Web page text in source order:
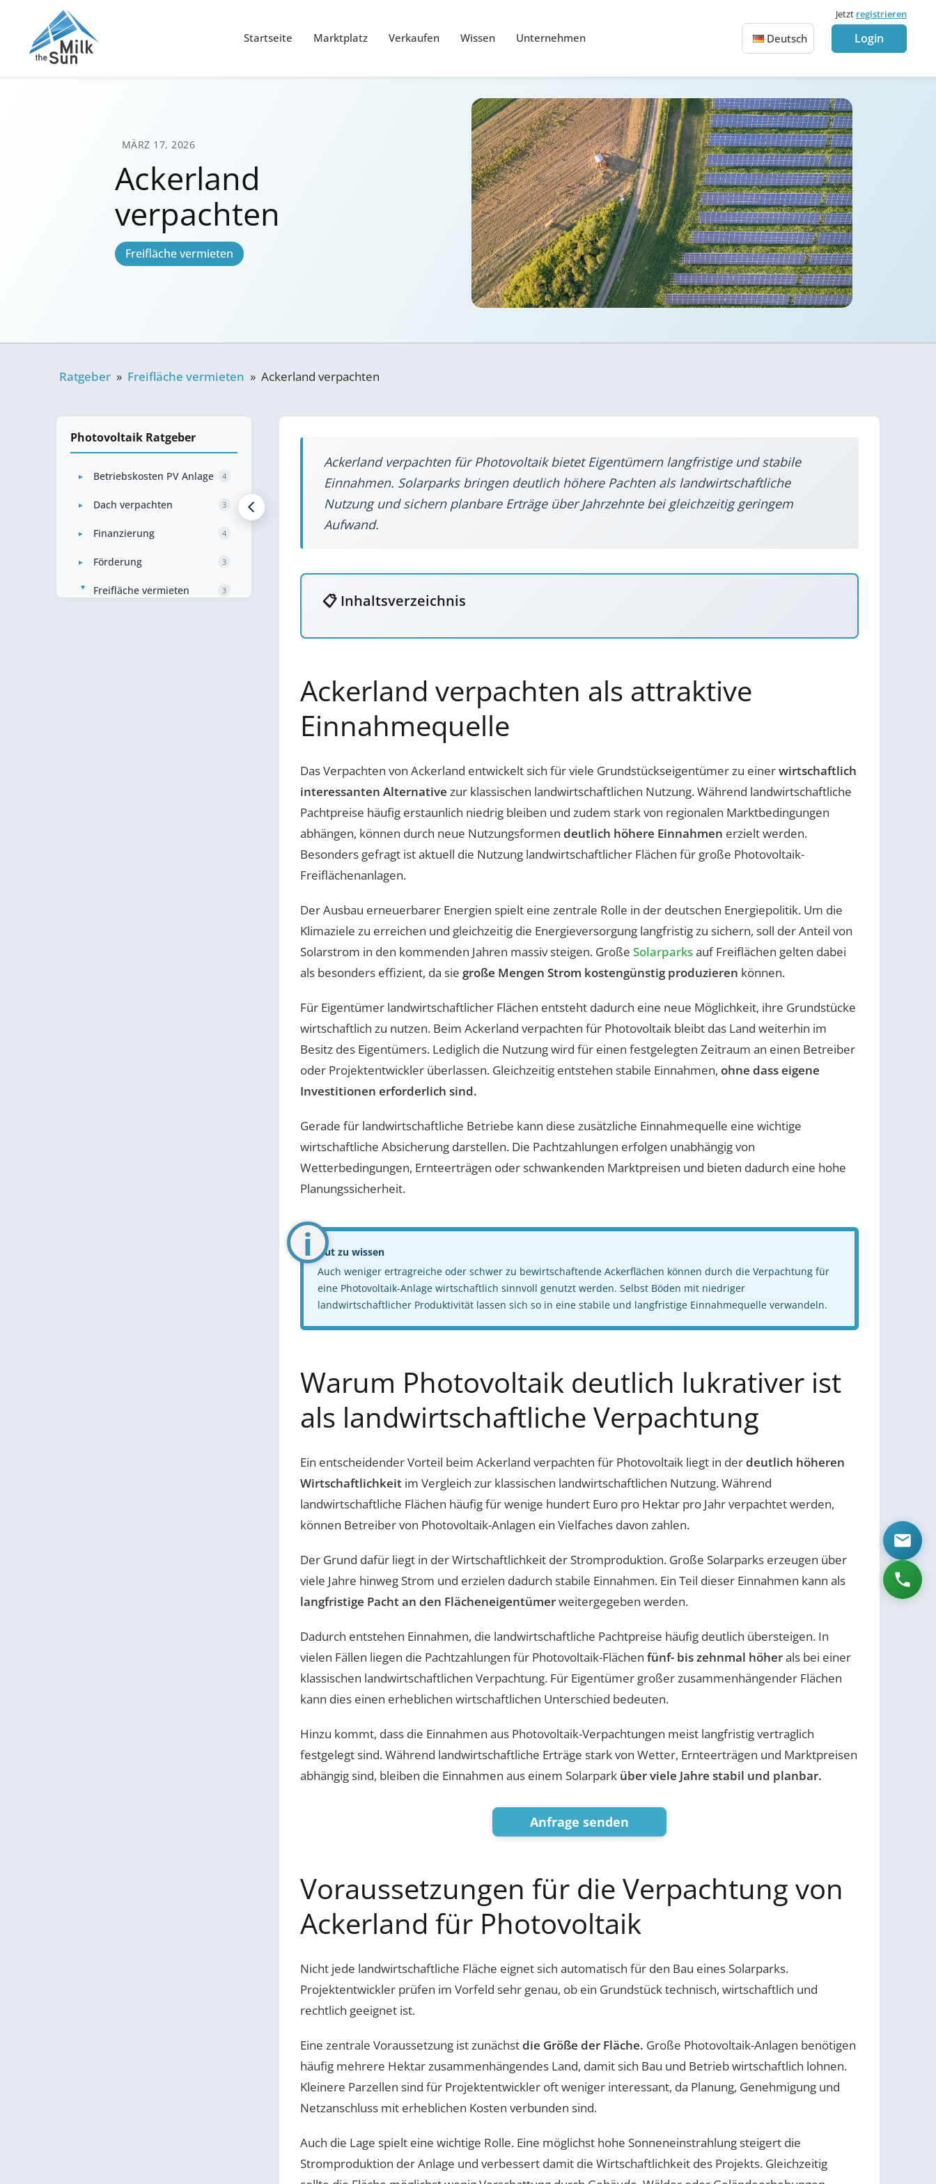
Startseite Marktplatz Verkaufen Wissen Unternehmen Deutsch
Jetzt registrieren
Login
MÄRZ 17, 2026
Ackerland
verpachten
Freifläche vermieten
Ratgeber » Freifläche vermieten » Ackerland verpachten
Photovoltaik Ratgeber
► Betriebskosten PV Anlage 4
► Dach verpachten 3
► Finanzierung 4
► Förderung 3
► Freifläche vermieten 3
Ackerland verpachten für Photovoltaik bietet Eigentümern langfristige und stabile
Einnahmen. Solarparks bringen deutlich höhere Pachten als landwirtschaftliche
Nutzung und sichern planbare Erträge über Jahrzehnte bei gleichzeitig geringem
Aufwand.
📋 Inhaltsverzeichnis
Ackerland verpachten als attraktive
Einnahmequelle
Das Verpachten von Ackerland entwickelt sich für viele Grundstückseigentümer zu einerwirtschaftlich
interessanten Alternative zur klassischen landwirtschaftlichen Nutzung. Während landwirtschaftliche
Pachtpreise häufig erstaunlich niedrig bleiben und zudem stark von regionalen Marktbedingungen
abhängen, können durch neue Nutzungsformendeutlich höhere Einnahmen erzielt werden.
Besonders gefragt ist aktuell die Nutzung landwirtschaftlicher Flächen für große Photovoltaik-
Freiflächenanlagen.
Der Ausbau erneuerbarer Energien spielt eine zentrale Rolle in der deutschen Energiepolitik. Um die
Klimaziele zu erreichen und gleichzeitig die Energieversorgung langfristig zu sichern, soll der Anteil von
Solarstrom in den kommenden Jahren massiv steigen. GroßeSolarparksauf Freiflächen gelten dabei
als besonders effizient, da sie große Mengen Strom kostengünstig produzieren können.
Für Eigentümer landwirtschaftlicher Flächen entsteht dadurch eine neue Möglichkeit, ihre Grundstücke
wirtschaftlich zu nutzen. Beim Ackerland verpachten für Photovoltaik bleibt das Land weiterhin im
Besitz des Eigentümers. Lediglich die Nutzung wird für einen festgelegten Zeitraum an einen Betreiber
oder Projektentwickler überlassen. Gleichzeitig entstehen stabile Einnahmen,ohne dass eigene
Investitionen erforderlich sind.
Gerade für landwirtschaftliche Betriebe kann diese zusätzliche Einnahmequelle eine wichtige
wirtschaftliche Absicherung darstellen. Die Pachtzahlungen erfolgen unabhängig von
Wetterbedingungen, Ernteerträgen oder schwankenden Marktpreisen und bieten dadurch eine hohe
Planungssicherheit.
Gut zu wissen
Auch weniger ertragreiche oder schwer zu bewirtschaftende Ackerflächen können durch die Verpachtung für
eine Photovoltaik-Anlage wirtschaftlich sinnvoll genutzt werden. Selbst Böden mit niedriger
landwirtschaftlicher Produktivität lassen sich so in eine stabile und langfristige Einnahmequelle verwandeln.
Warum Photovoltaik deutlich lukrativer ist
als landwirtschaftliche Verpachtung
Ein entscheidender Vorteil beim Ackerland verpachten für Photovoltaik liegt in derdeutlich höheren
Wirtschaftlichkeit im Vergleich zur klassischen landwirtschaftlichen Nutzung. Während
landwirtschaftliche Flächen häufig für wenige hundert Euro pro Hektar pro Jahr verpachtet werden,
können Betreiber von Photovoltaik-Anlagen ein Vielfaches davon zahlen.
Der Grund dafür liegt in der Wirtschaftlichkeit der Stromproduktion. Große Solarparks erzeugen über
viele Jahre hinweg Strom und erzielen dadurch stabile Einnahmen. Ein Teil dieser Einnahmen kann als
langfristige Pacht an den Flächeneigentümerweitergegeben werden.
Dadurch entstehen Einnahmen, die landwirtschaftliche Pachtpreise häufig deutlich übersteigen. In
vielen Fällen liegen die Pachtzahlungen für Photovoltaik-Flächen fünf- bis zehnmal höherals bei einer
klassischen landwirtschaftlichen Verpachtung. Für Eigentümer großer zusammenhängender Flächen
kann dies einen erheblichen wirtschaftlichen Unterschied bedeuten.
Hinzu kommt, dass die Einnahmen aus Photovoltaik-Verpachtungen meist langfristig vertraglich
festgelegt sind. Während landwirtschaftliche Erträge stark von Wetter, Ernteerträgen und Marktpreisen
abhängig sind, bleiben die Einnahmen aus einem Solarpark über viele Jahre stabil und planbar.
Anfrage senden
Voraussetzungen für die Verpachtung von
Ackerland für Photovoltaik
Nicht jede landwirtschaftliche Fläche eignet sich automatisch für den Bau eines Solarparks.
Projektentwickler prüfen im Vorfeld sehr genau, ob ein Grundstück technisch, wirtschaftlich und
rechtlich geeignet ist.
Eine zentrale Voraussetzung ist zunächstdie Größe der Fläche. Große Photovoltaik-Anlagen benötigen
häufig mehrere Hektar zusammenhängendes Land, damit sich Bau und Betrieb wirtschaftlich lohnen.
Kleinere Parzellen sind für Projektentwickler oft weniger interessant, da Planung, Genehmigung und
Netzanschluss mit erheblichen Kosten verbunden sind.
Auch die Lage spielt eine wichtige Rolle. Eine möglichst hohe Sonneneinstrahlung steigert die
Stromproduktion der Anlage und verbessert damit die Wirtschaftlichkeit des Projekts. Gleichzeitig